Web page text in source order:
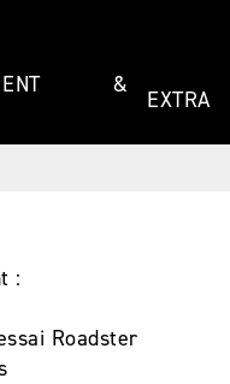
&
EXTRA
:
Roadster